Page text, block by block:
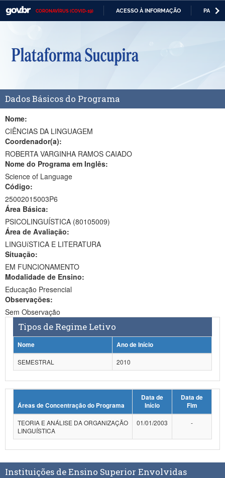
CORONAVÍRUS (COVID-19) ACESSO À INFORMAÇÃO
Casa Civil
Ministério da Defesa
Ministério da Economia
Ministério da Infraestrutura
Ministério da Educação
Ministério da Cidadania
Ministério da Saúde
Ministério de Minas e Energia
Ministério da Ciência, Tecnologia, Inovações e Comunicações
Ministério do Meio Ambiente
Ministério do Turismo
Ministério do Desenvolvimento Regional
Controladoria-Geral da União
Ministério da Mulher, da Família e dos Direitos Humanos
Banco Central do Brasil
Dados Básicos do Programa
Nome:
CIÊNCIAS DA LINGUAGEM
Coordenador(a):
ROBERTA VARGINHA RAMOS CAIADO
Nome do Programa em Inglês:
Science of Language
Código:
25002015003P6
Área Básica:
PSICOLINGUÍSTICA (80105009)
Área de Avaliação:
LINGUíSTICA E LITERATURA
Situação:
EM FUNCIONAMENTO
Modalidade de Ensino:
Educação Presencial
Observações:
Sem Observação
Tipos de Regime Letivo
Nome
Ano de Início
SEMESTRAL
2010
Áreas de Concentração do Programa
Data de
Início
Data de
Fim
TEORIA E ANÁLISE DA ORGANIZAÇÃO
LINGUÍSTICA
01/01/2003 -
Instituições de Ensino Superior Envolvidas